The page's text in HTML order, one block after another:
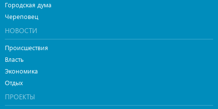
Городская дума
Череповец
НОВОСТИ
Происшествия
Власть
Экономика
Отдых
ПРОЕКТЫ